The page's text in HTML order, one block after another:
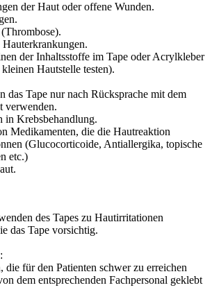
der Haut oder offene Wunden.
der Inhaltsstoffe im Tape oder Acrylkleber
Hautstelle testen).
das Tape nur nach Rücksprache mit dem
verwenden.
in Krebsbehandlung.
Medikamenten, die die Hautreaktion
(Glucocorticoide, Antiallergika, topische
etc.)
des Tapes zu Hautirritationen
das Tape vorsichtig.
die für den Patienten schwer zu erreichen
dem entsprechenden Fachpersonal geklebt